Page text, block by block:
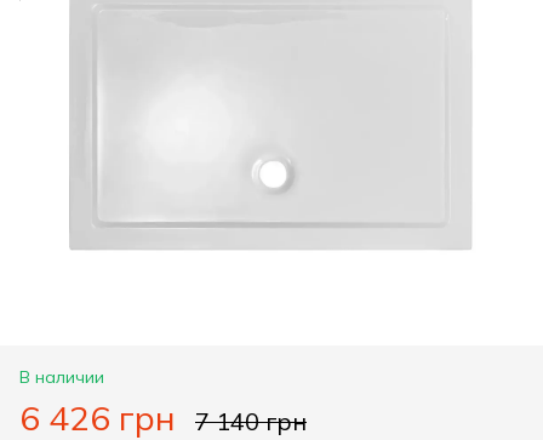
В наличии
6 426 грн 7 140 грн